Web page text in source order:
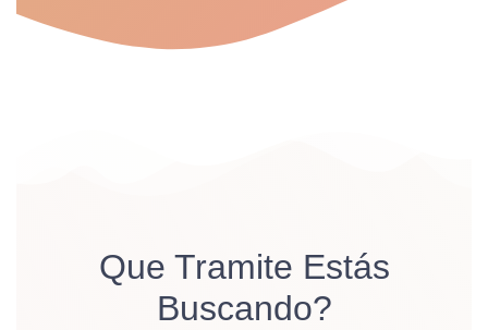
Que Tramite Estás
Buscando?